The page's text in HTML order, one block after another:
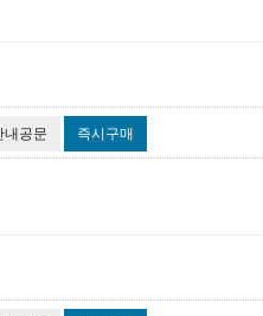
내공문 즉시구매